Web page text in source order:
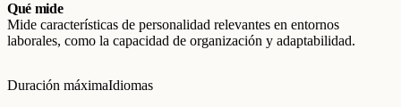
Qué mide
Mide características de personalidad relevantes en entornos
laborales, como la capacidad de organización y adaptabilidad.
Duración máximaIdiomas